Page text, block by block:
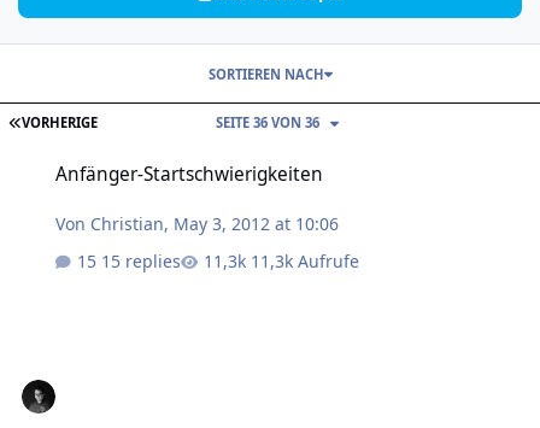
ERSTE SEITE
VORHERIGE SEITE 36 VON 36
SORTIEREN NACH
Anfänger-Startschwierigkeiten
Von Christian, May 3, 2012 at 10:06
15 replies
11,3k Aufrufe